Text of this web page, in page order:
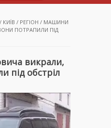
/ КИЇВ / РЕГІОН / МАШИНИ
ПОТРАПИЛИ ПІД
викрали,
під обстріл